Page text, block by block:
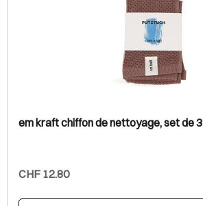
em kraft chiffon de nettoyage, set de 3
CHF 12.80